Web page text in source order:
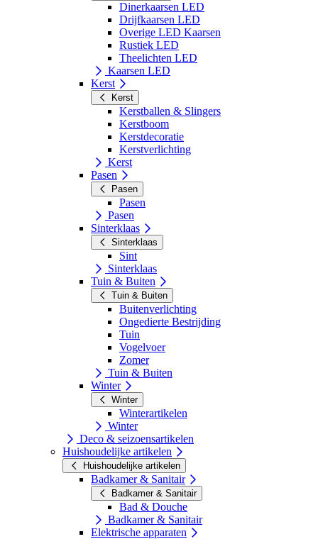
Dinerkaarsen LED
Drijfkaarsen LED
Overige LED Kaarsen
Rustiek LED
Theelichten LED
Kaarsen LED
Kerst
Kerst
Kerstballen & Slingers
Kerstboom
Kerstdecoratie
Kerstverlichting
Kerst
Pasen
Pasen
Pasen
Pasen
Sinterklaas
Sinterklaas
Sint
Sinterklaas
Tuin & Buiten
Tuin & Buiten
Buitenverlichting
Ongedierte Bestrijding
Tuin
Vogelvoer
Zomer
Tuin & Buiten
Winter
Winter
Winterartikelen
Winter
Deco & seizoensartikelen
Huishoudelijke artikelen
Huishoudelijke artikelen
Badkamer & Sanitair
Badkamer & Sanitair
Bad & Douche
Badkamer & Sanitair
Elektrische apparaten